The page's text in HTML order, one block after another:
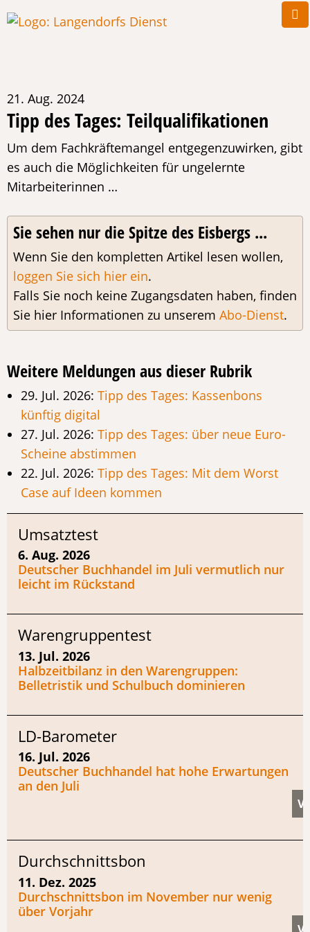
21. Aug. 2024
Tipp des Tages: Teilqualifikationen
Um dem Fachkräftemangel entgegenzuwirken, gibt
es auch die Möglichkeiten für ungelernte
Mitarbeiterinnen …
Sie sehen nur die Spitze des Eisbergs ...
Wenn Sie den kompletten Artikel lesen wollen,
loggen Sie sich hier ein.
Falls Sie noch keine Zugangsdaten haben, finden
Sie hier Informationen zu unserem Abo-Dienst.
Weitere Meldungen aus dieser Rubrik
29. Jul. 2026: Tipp des Tages: Kassenbons
künftig digital
27. Jul. 2026: Tipp des Tages: über neue Euro-
Scheine abstimmen
22. Jul. 2026: Tipp des Tages: Mit dem Worst
Case auf Ideen kommen
Umsatztest
6. Aug. 2026
Deutscher Buchhandel im Juli vermutlich nur
leicht im Rückstand
Warengruppentest
13. Jul. 2026
Halbzeitbilanz in den Warengruppen:
Belletristik und Schulbuch dominieren
LD-Barometer
16. Jul. 2026
Deutscher Buchhandel hat hohe Erwartungen
an den Juli
Durchschnittsbon
11. Dez. 2025
Durchschnittsbon im November nur wenig
über Vorjahr